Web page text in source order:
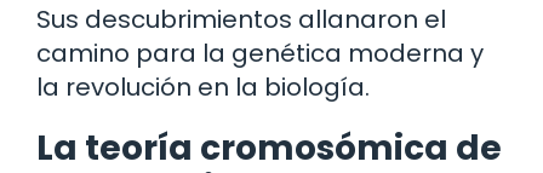
Sus descubrimientos allanaron el
camino para la genética moderna y
la revolución en la biología.
La teoría cromosómica de